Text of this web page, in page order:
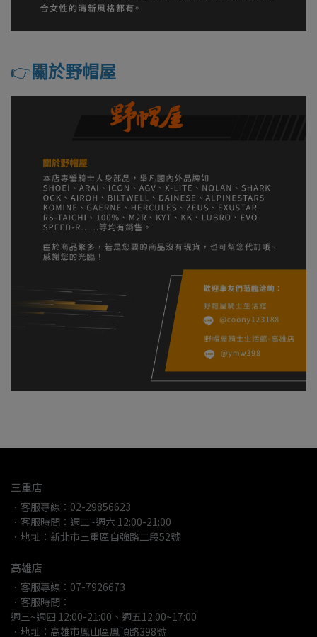
👉️ 關於野帽屋
三重店
．客服專線：02-29856623
．客服時間：週二~週六 12:00-21:00
．地址：新北市三重區自強路二段52號
高雄店
．客服專線：07-7926673
．客服時間：
週三~週四 12:00-21:00、週五12:00~17:00
．地址：高雄市鳳山區鳳頂路398號